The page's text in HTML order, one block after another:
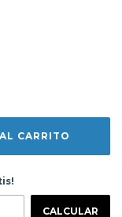
gratis!
CAMBIAR CP
CALCULAR